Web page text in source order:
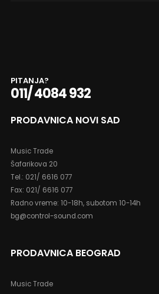
PITANJA?
011/ 4084 932
PRODAVNICA NOVI SAD
Music Trade
Šafarikova 20
Tel.: 021/ 6616 077
Fax: 021/ 6616 077
Radno vreme: 10-18h, subotom 10-14h
bg@control-sound.com
PRODAVNICA BEOGRAD
Music Trade